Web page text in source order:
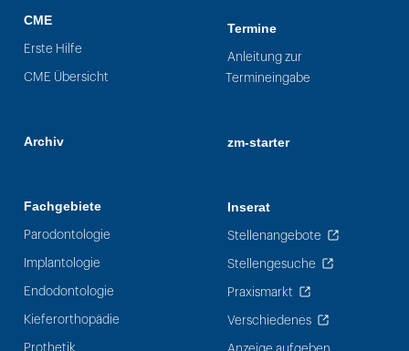
CME
Erste Hilfe
CME Übersicht
Archiv
Fachgebiete
Parodontologie
Implantologie
Endodontologie
Kieferorthopädie
Prothetik
Termine
Anleitung zur
Termineingabe
zm-starter
Inserat
Stellenangebote
Stellengesuche
Praxismarkt
Verschiedenes
Anzeige aufgeben